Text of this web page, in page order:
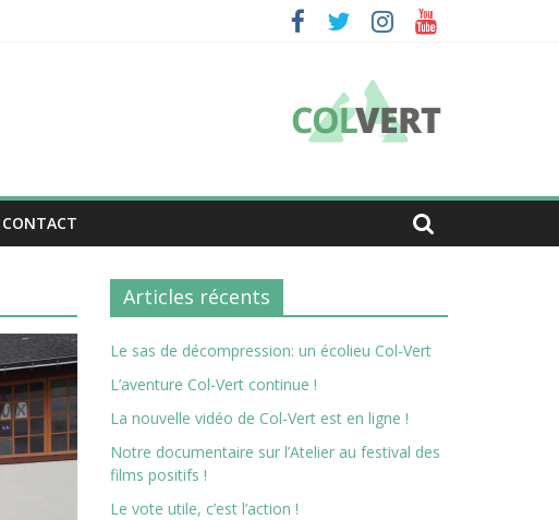
CONTACT
Articles récents
Le sas de décompression: un écolieu Col-Vert
L’aventure Col-Vert continue !
La nouvelle vidéo de Col-Vert est en ligne !
Notre documentaire sur l’Atelier au festival des
films positifs !
Le vote utile, c’est l’action !